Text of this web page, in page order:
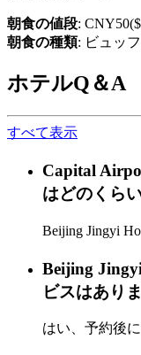
朝食の値段:
朝食の種類: ビュッ
ホテルQ＆A
すべて表示
Capital
はどのくら
Beijing Jingyi
Beijing
ビスはあり
はい、予約後